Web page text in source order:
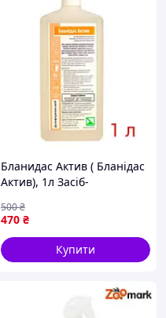
Бланидас Актив ( Бланідас
Актив), 1л Засіб-
дезінфекції інструментів і
поверхонь
470 ₴
500₴
Купити